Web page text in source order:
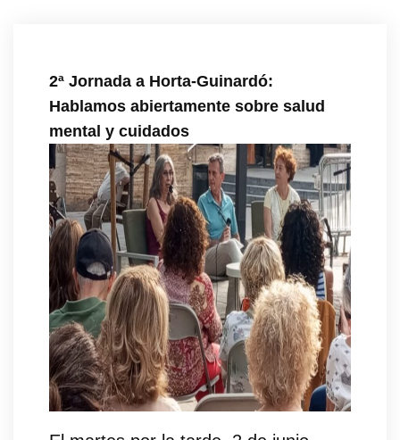
2ª Jornada a Horta-Guinardó:
Hablamos abiertamente sobre salud
mental y cuidados